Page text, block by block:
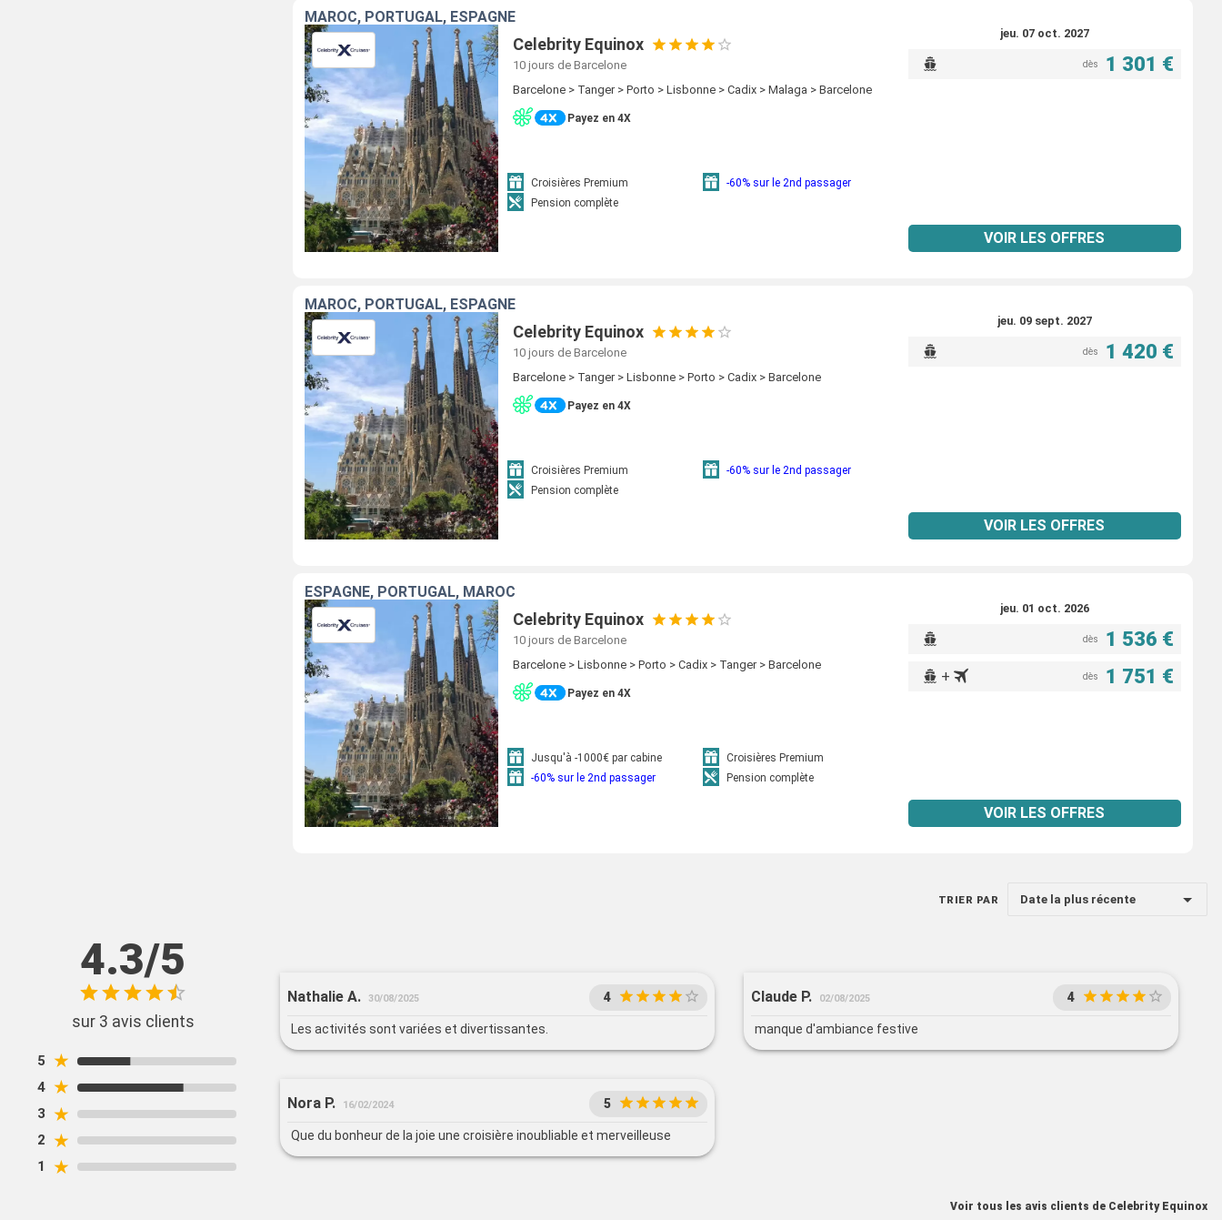
MAROC, PORTUGAL, ESPAGNE
Celebrity Equinox
10 jours de Barcelone
Barcelone > Tanger > Porto > Lisbonne > Cadix > Malaga > Barcelone
Payez en 4X
Croisières Premium
-60% sur le 2nd passager
Pension complète
jeu. 07 oct. 2027
dès 1 301 €
VOIR LES OFFRES
MAROC, PORTUGAL, ESPAGNE
Celebrity Equinox
10 jours de Barcelone
Barcelone > Tanger > Lisbonne > Porto > Cadix > Barcelone
Payez en 4X
Croisières Premium
-60% sur le 2nd passager
Pension complète
jeu. 09 sept. 2027
dès 1 420 €
VOIR LES OFFRES
ESPAGNE, PORTUGAL, MAROC
Celebrity Equinox
10 jours de Barcelone
Barcelone > Lisbonne > Porto > Cadix > Tanger > Barcelone
Payez en 4X
Jusqu'à -1000€ par cabine
Croisières Premium
-60% sur le 2nd passager
Pension complète
jeu. 01 oct. 2026
dès 1 536 €
+ dès 1 751 €
VOIR LES OFFRES
TRIER PAR Date la plus récente
4.3/5
sur 3 avis clients
5 ★
4 ★
3 ★
2 ★
1 ★
Nathalie A. 30/08/2025 4
Les activités sont variées et divertissantes.
Claude P. 02/08/2025 4
manque d'ambiance festive
Nora P. 16/02/2024 5
Que du bonheur de la joie une croisière inoubliable et merveilleuse
Voir tous les avis clients de Celebrity Equinox